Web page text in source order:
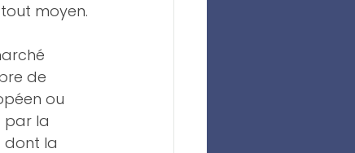
moyen.
de
ou
par la
dont la